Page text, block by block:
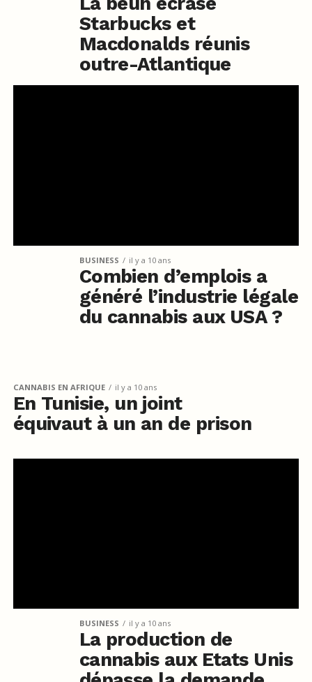
Starbucks et
Macdonalds réunis
outre-Atlantique
BUSINESS il y a 10 ans
Combien d’emplois a
généré l’industrie légale
du cannabis aux USA ?
CANNABIS EN AFRIQUE il y a 10 ans
En Tunisie, un joint
équivaut à un an de prison
BUSINESS il y a 10 ans
La production de
cannabis aux Etats Unis